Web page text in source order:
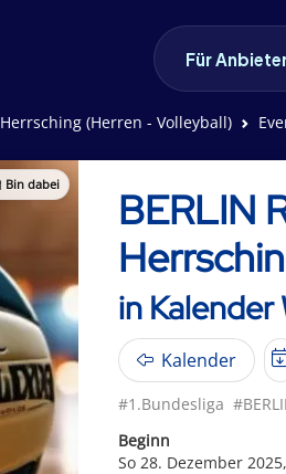
Für
(Herren - Volleyball)
Bin dabei
BERLIN
in
Kalender
#1.Bundesliga
Beginn
So 28. Dezember